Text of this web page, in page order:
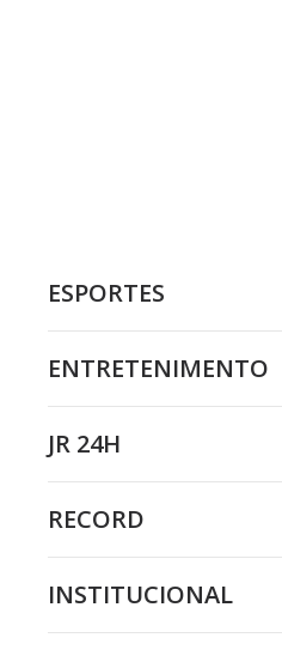
ESPORTES
ENTRETENIMENTO
JR 24H
RECORD
INSTITUCIONAL